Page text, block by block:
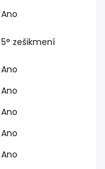
Ano
5° zešikmení
Ano
Ano
Ano
Ano
Ano